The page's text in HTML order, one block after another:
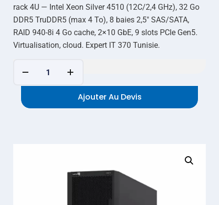
rack 4U — Intel Xeon Silver 4510 (12C/2,4 GHz), 32 Go
DDR5 TruDDR5 (max 4 To), 8 baies 2,5″ SAS/SATA,
RAID 940-8i 4 Go cache, 2×10 GbE, 9 slots PCIe Gen5.
Virtualisation, cloud. Expert IT 370 Tunisie.
Ajouter Au Devis